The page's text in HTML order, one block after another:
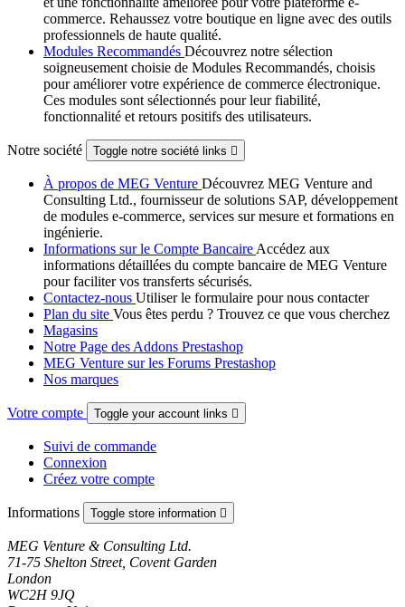
commerce. Rehaussez votre boutique en ligne avec des outils
professionnels de haute qualité.
Modules Recommandés Découvrez notre sélection
soigneusement choisie de Modules Recommandés, choisis
pour améliorer votre expérience de commerce électronique.
Ces modules sont sélectionnés pour leur fiabilité,
fonctionnalité et retours positifs des utilisateurs.
Notre société Toggle notre société links 
À propos de MEG Venture Découvrez MEG Venture and
Consulting Ltd., fournisseur de solutions SAP, développement
de modules e-commerce, services sur mesure et formations en
ingénierie.
Informations sur le Compte BancaireAccédez aux
informations détaillées du compte bancaire de MEG Venture
pour faciliter vos transferts sécurisés.
Contactez-nous Utiliser le formulaire pour nous contacter
Plan du site Vous êtes perdu ? Trouvez ce que vous cherchez
Magasins
Notre Page des Addons Prestashop
MEG Venture sur les Forums Prestashop
Nos marques
Votre compte Toggle your account links 
Suivi de commande
Connexion
Créez votre compte
Informations Toggle store information 
MEG Venture & Consulting Ltd.
71-75 Shelton Street, Covent Garden
London
WC2H 9JQ